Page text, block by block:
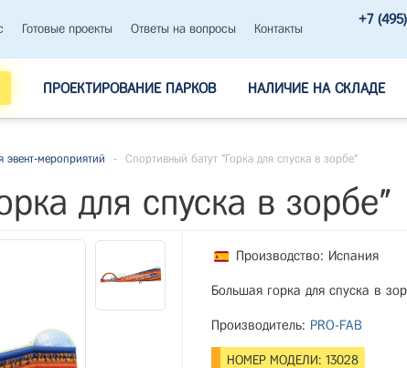
Готовые проекты Ответы на вопросы Контакты
+7
ПРОЕКТИРОВАНИЕ ПАРКОВ НАЛИЧИЕ НА СКЛАДЕ
эвент-мероприятий - Спортивный батут "Горка для спуска в зорбе"
для спуска в зорбе"
Производство: Испания
Большая горка для спуска в
Производитель: PRO-FAB
НОМЕР МОДЕЛИ: 13028